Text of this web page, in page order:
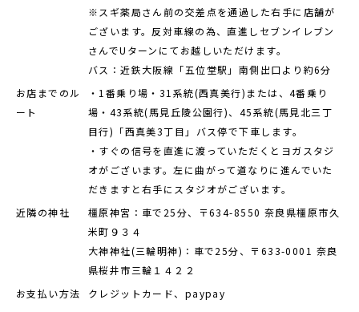
※スギ薬局さん前の交差点を通過した右手に店舗が
ございます。反対車線の為、直進しセブンイレブン
さんでUターンにてお越しいただけます。
バス：近鉄大阪線「五位堂駅」南側出口より約6分
お店までのル
ート
・1番乗り場・31系統(西真美行)または、4番乗り
場・43系統(馬見丘陵公園行)、45系統(馬見北三丁
目行)「西真美3丁目」バス停で下車します。
・すぐの信号を直進に渡っていただくとヨガスタジ
オがございます。左に曲がって道なりに進んでいた
だきますと右手にスタジオがございます。
近隣の神社
橿原神宮：車で25分、〒634-8550 奈良県橿原市久
米町９３４
大神神社(三輪明神)：車で25分、〒633-0001 奈良
県桜井市三輪１４２２
お支払い方法
クレジットカード、paypay